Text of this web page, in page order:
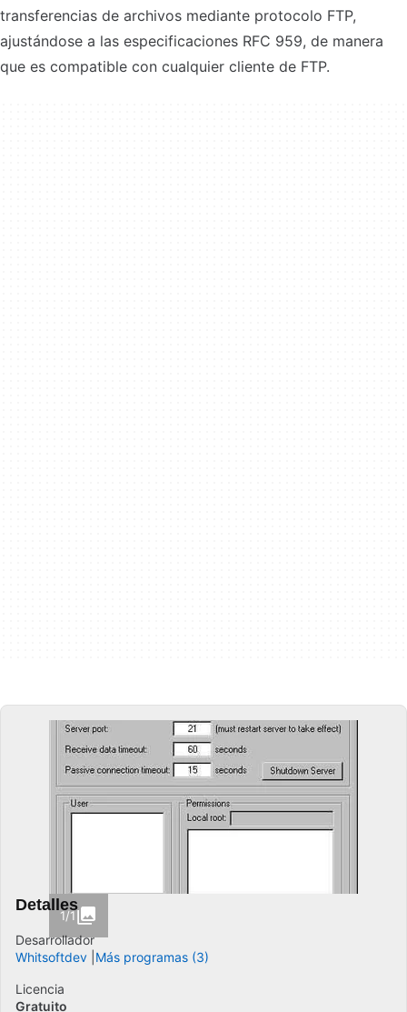
transferencias de archivos mediante protocolo FTP,
ajustándose a las especificaciones RFC 959, de manera
que es compatible con cualquier cliente de FTP.
1/1
Detalles
Desarrollador
Whitsoftdev Más programas (3)
Licencia
Gratuito